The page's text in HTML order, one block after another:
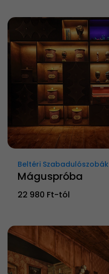
Beltéri Szabadulószobák
Máguspróba
22 980 Ft-tól